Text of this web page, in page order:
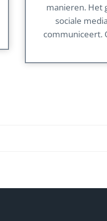
manieren. Het
sociale
communiceert.